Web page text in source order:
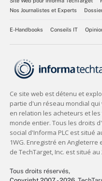
Nos Journalistes et Experts
E-Handbooks Conseils IT
Tous droits réservés,